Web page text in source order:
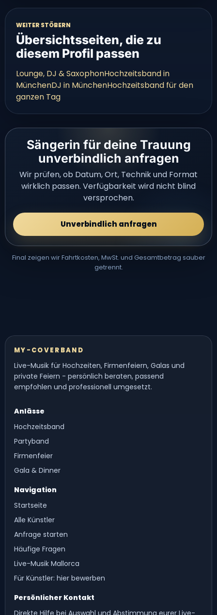
WEITER STÖBERN
Übersichtsseiten, die zu
diesem Profil passen
Lounge, DJ & SaxophonHochzeitsband in
MünchenDJ in MünchenHochzeitsband für den
ganzen Tag
Sängerin für deine Trauung
unverbindlich anfragen
Wir prüfen, ob Datum, Ort, Technik und Format
wirklich passen. Verfügbarkeit wird nicht blind
versprochen.
Unverbindlich anfragen
Final zeigen wir Fahrtkosten, MwSt. und Gesamtbetrag sauber
getrennt.
MY-COVERBAND
Live-Musik für Hochzeiten, Firmenfeiern, Galas und
private Feiern - persönlich beraten, passend
empfohlen und professionell umgesetzt.
Anlässe
Hochzeitsband
Partyband
Firmenfeier
Gala & Dinner
Navigation
Startseite
Alle Künstler
Anfrage starten
Häufige Fragen
Live-Musik Mallorca
Für Künstler: hier bewerben
Persönlicher Kontakt